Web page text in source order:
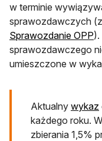
w terminie
sprawozdawczych
Sprawozdanie OPP
sprawozdawczego
umieszczone w
Aktualny wykaz
każdego roku.
zbierania 1,5%